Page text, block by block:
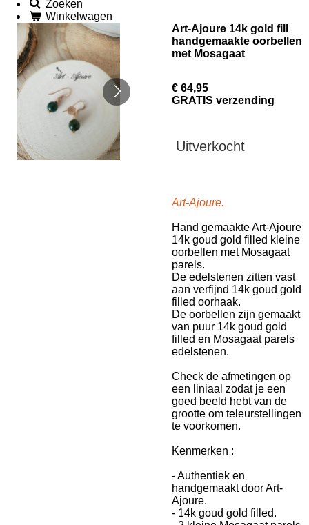
Zoeken
Winkelwagen
Art-Ajoure 14k gold fill
handgemaakte oorbellen
met Mosagaat
€ 64,95
GRATIS verzending
Uitverkocht
Art-Ajoure.
Hand gemaakte Art-Ajoure
14k goud gold filled kleine
oorbellen met Mosagaat
parels.
De edelstenen zitten vast
aan verfijnd 14k goud gold
filled oorhaak.
De oorbellen zijn gemaakt
van puur 14k goud gold
filled en Mosagaat parels
edelstenen.
Check de afmetingen op
een liniaal zodat je een
goed beeld hebt van de
grootte om teleurstellingen
te voorkomen.
Kenmerken :
- Authentiek en
handgemaakt door Art-
Ajoure.
- 14k goud gold filled.